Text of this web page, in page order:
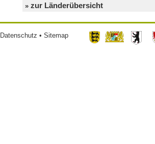
zur Länderübersicht
Datenschutz Sitemap